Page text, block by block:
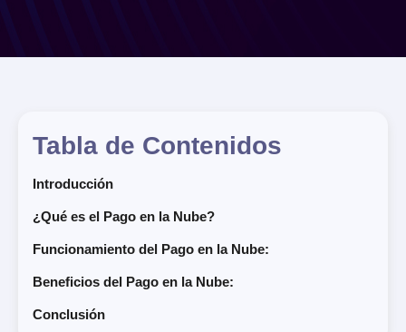
Tabla de Contenidos
Introducción
¿Qué es el Pago en la Nube?
Funcionamiento del Pago en la Nube:
Beneficios del Pago en la Nube:
Conclusión